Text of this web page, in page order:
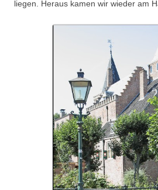
liegen. Heraus kamen wir wieder am